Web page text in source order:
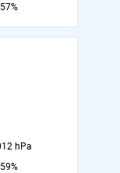
57%
hPa
59%